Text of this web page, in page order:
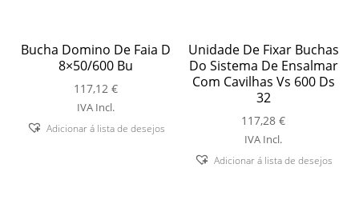
Bucha Domino De Faia D
8×50/600 Bu
117,12 €
IVA Incl.
Adicionar á lista de desejos
Unidade De Fixar Buchas
Do Sistema De Ensalmar
Com Cavilhas Vs 600 Ds
32
117,28€
IVA Incl.
Adicionar á lista de desejos